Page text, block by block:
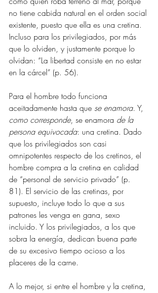
no tiene cabida natural en el orden social
existente, puesto que ella es una cretina.
Incluso para los privilegiados, por más
que lo olviden, y justamente porque lo
olvidan: “La libertad consiste en no estar
en la cárcel” (p. 56).
Para el hombre todo funciona
aceitadamente hasta que se enamora. Y,
como corresponde, se enamora de la
persona equivocada: una cretina. Dado
que los privilegiados son casi
omnipotentes respecto de los cretinos, el
hombre compra a la cretina en calidad
de “personal de servicio privado” (p.
81). El servicio de las cretinas, por
supuesto, incluye todo lo que a sus
patrones les venga en gana, sexo
incluido. Y los privilegiados, a los que
sobra la energía, dedican buena parte
de su excesivo tiempo ocioso a los
placeres de la carne.
A lo mejor, si entre el hombre y la cretina,